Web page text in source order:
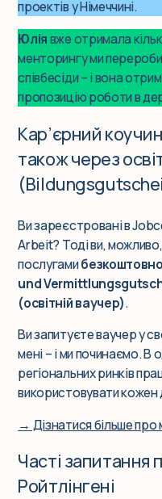
проектів у Німеччині.
Юліявже отримала
менторингу ми
співбесіди – і вона
пропозицію роботи в
Кар’єрний
також через
Ви зареєстровані в
Arbeit? Тоді ви,
послугамибезкоштовно
und
(освітній ваучер).
Ви запитуєте ваучер у
мені – і ми починаємо. В
регіональних ринків
використовувати кожен
→ Дізнатися більше
Часті запитання
Ройтлінгені